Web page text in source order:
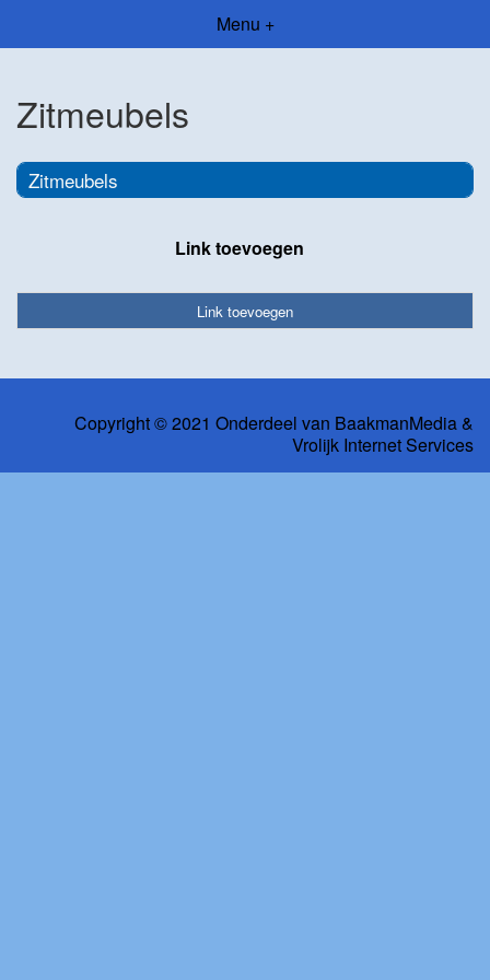
Menu +
Zitmeubels
Zitmeubels
Link toevoegen
Link toevoegen
Copyright © 2021 Onderdeel van BaakmanMedia&
Vrolijk Internet Services